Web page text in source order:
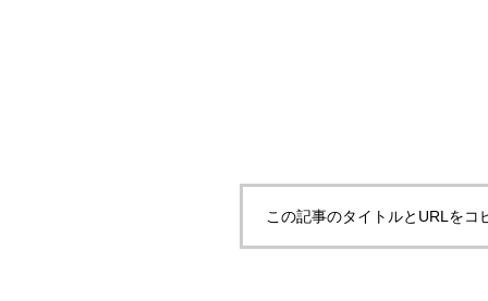
この記事のタイトルとURLをコ